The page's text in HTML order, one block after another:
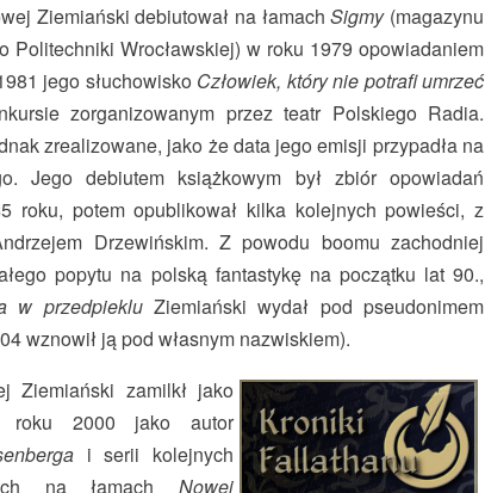
Ziemiański debiutował na łamachSigmy(magazynu
Politechniki Wrocławskiej) w roku 1979 opowiadaniem
jego słuchowisko Człowiek, który nie potrafi umrzeć
zorganizowanym przez teatr Polskiego Radia.
zrealizowane, jako że data jego emisji przypadła na
Jego debiutem książkowym był zbiór opowiadań
roku, potem opublikował kilka kolejnych powieści, z
Drzewińskim. Z powodu boomu zachodniej
popytu na polską fantastykę na początku lat 90.,
w przedpiekluZiemiański wydał pod pseudonimem
wznowił ją pod własnym nazwiskiem).
Ziemiański zamilkł jako
2000 jako autor
i serii kolejnych
na łamach Nowej